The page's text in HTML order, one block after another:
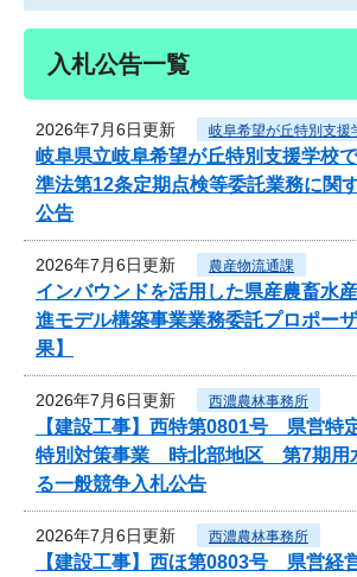
入札公告一覧
2026年7月6日更新 岐阜希望が丘特別支援
岐阜県立岐阜希望が丘特別支援学校
準法第12条定期点検等委託業務に関
公告
2026年7月6日更新 農産物流通課
インバウンドを活用した県産農畜水
進モデル構築事業業務委託プロポー
果】
2026年7月6日更新 西濃農林事務所
【建設工事】西特第0801号 県営特
特別対策事業 時北部地区 第7期用
る一般競争入札公告
2026年7月6日更新 西濃農林事務所
【建設工事】西ほ第0803号 県営経